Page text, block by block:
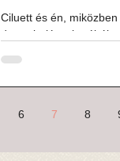
Ciluett és én,
dorombolással
6 7 8